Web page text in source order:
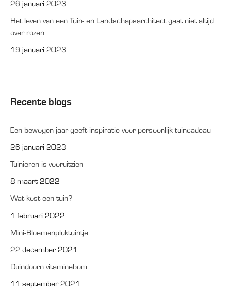
26 januari 2023
Het leven van een Tuin- en Landschapsarchitect gaat niet altijd
over rozen
19 januari 2023
Recente blogs
Een bewogen jaar geeft inspiratie voor persoonlijk tuincadeau
26 januari 2023
Tuinieren is vooruitzien
8 maart 2022
Wat kost een tuin?
1 februari 2022
Mini-Bloemenpluktuintje
22 december 2021
Duindoorn vitaminebom
11 september 2021